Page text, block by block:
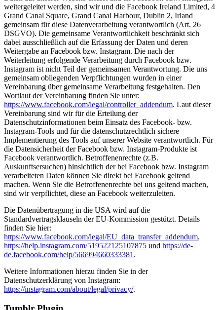
weitergeleitet werden, sind wir und die Facebook Ireland Limited, 4
Grand Canal Square, Grand Canal Harbour, Dublin 2, Irland
gemeinsam für diese Datenverarbeitung verantwortlich (Art. 26
DSGVO). Die gemeinsame Verantwortlichkeit beschränkt sich
dabei ausschließlich auf die Erfassung der Daten und deren
Weitergabe an Facebook bzw. Instagram. Die nach der
Weiterleitung erfolgende Verarbeitung durch Facebook bzw.
Instagram ist nicht Teil der gemeinsamen Verantwortung. Die uns
gemeinsam obliegenden Verpflichtungen wurden in einer
Vereinbarung über gemeinsame Verarbeitung festgehalten. Den
Wortlaut der Vereinbarung finden Sie unter:
https://www.facebook.com/legal/controller_addendum. Laut dieser
Vereinbarung sind wir für die Erteilung der
Datenschutzinformationen beim Einsatz des Facebook- bzw.
Instagram-Tools und für die datenschutzrechtlich sichere
Implementierung des Tools auf unserer Website verantwortlich. Für
die Datensicherheit der Facebook bzw. Instagram-Produkte ist
Facebook verantwortlich. Betroffenenrechte (z.B.
Auskunftsersuchen) hinsichtlich der bei Facebook bzw. Instagram
verarbeiteten Daten können Sie direkt bei Facebook geltend
machen. Wenn Sie die Betroffenenrechte bei uns geltend machen,
sind wir verpflichtet, diese an Facebook weiterzuleiten.
Die Datenübertragung in die USA wird auf die
Standardvertragsklauseln der EU-Kommission gestützt. Details
finden Sie hier:
https://www.facebook.com/legal/EU_data_transfer_addendum,
https://help.instagram.com/519522125107875 und https://de-
de.facebook.com/help/566994660333381 .
Weitere Informationen hierzu finden Sie in der
Datenschutzerklärung von Instagram:
https://instagram.com/about/legal/privacy/.